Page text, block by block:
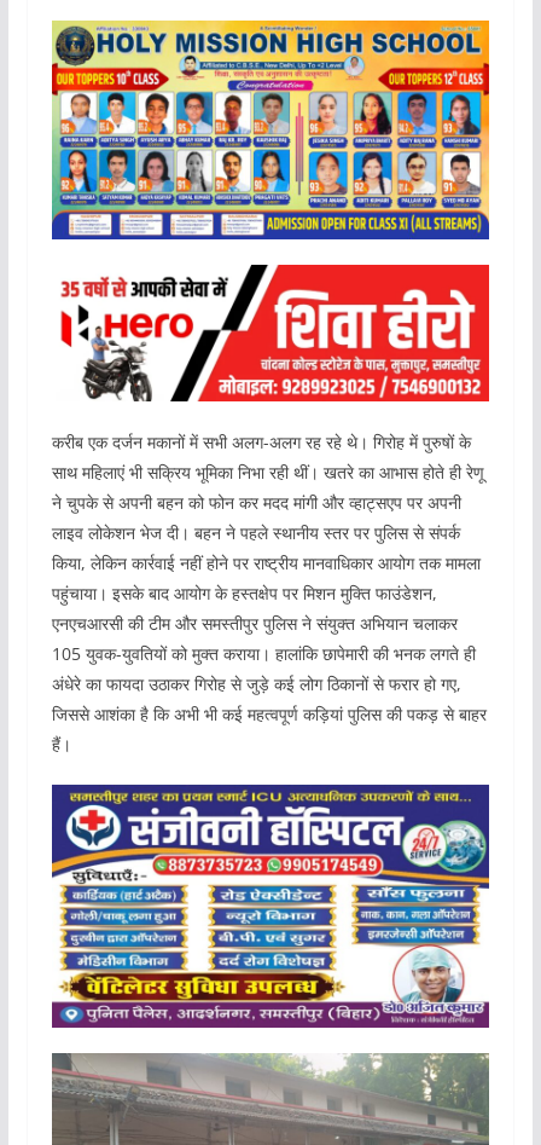
करीब एक दर्जन मकानों में सभी अलग-अलग रह रहे थे। गिरोह में पुरुषों के
साथ महिलाएं भी सक्रिय भूमिका निभा रही थीं। खतरे का आभास होते ही रेणू
ने चुपके से अपनी बहन को फोन कर मदद मांगी और व्हाट्सएप पर अपनी
लाइव लोकेशन भेज दी। बहन ने पहले स्थानीय स्तर पर पुलिस से संपर्क
किया, लेकिन कार्रवाई नहीं होने पर राष्ट्रीय मानवाधिकार आयोग तक मामला
पहुंचाया। इसके बाद आयोग के हस्तक्षेप पर मिशन मुक्ति फाउंडेशन,
एनएचआरसी की टीम और समस्तीपुर पुलिस ने संयुक्त अभियान चलाकर
105 युवक-युवतियों को मुक्त कराया। हालांकि छापेमारी की भनक लगते ही
अंधेरे का फायदा उठाकर गिरोह से जुड़े कई लोग ठिकानों से फरार हो गए,
जिससे आशंका है कि अभी भी कई महत्वपूर्ण कड़ियां पुलिस की पकड़ से बाहर
हैं।